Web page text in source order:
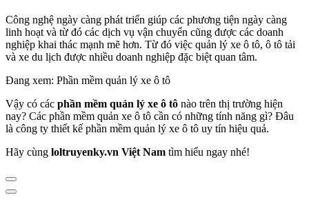
Công nghệ ngày càng phát triển giúp các phương tiện ngày càng
linh hoạt và từ đó các dịch vụ vận chuyển cũng được các doanh
nghiệp khai thác mạnh mẽ hơn. Từ đó việc quản lý xe ô tô, ô tô tải
và xe du lịch được nhiều doanh nghiệp đặc biệt quan tâm.
Đang xem: Phần mềm quản lý xe ô tô
Vậy có các phần mềm quản lý xe ô tô nào trên thị trường hiện
nay? Các phần mềm quản xe ô tô cần có những tính năng gì? Đâu
là công ty thiết kế phần mềm quản lý xe ô tô uy tín hiệu quả.
Hãy cùng loltruyenky.vn Việt Nam tìm hiểu ngay nhé!